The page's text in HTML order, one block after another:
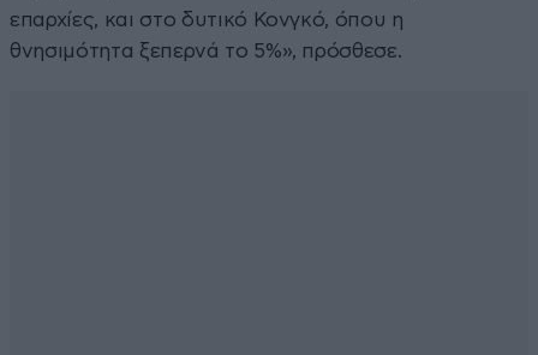
επαρχίες, και στο δυτικό Κονγκό, όπου η
θνησιμότητα ξεπερνά το 5%», πρόσθεσε.